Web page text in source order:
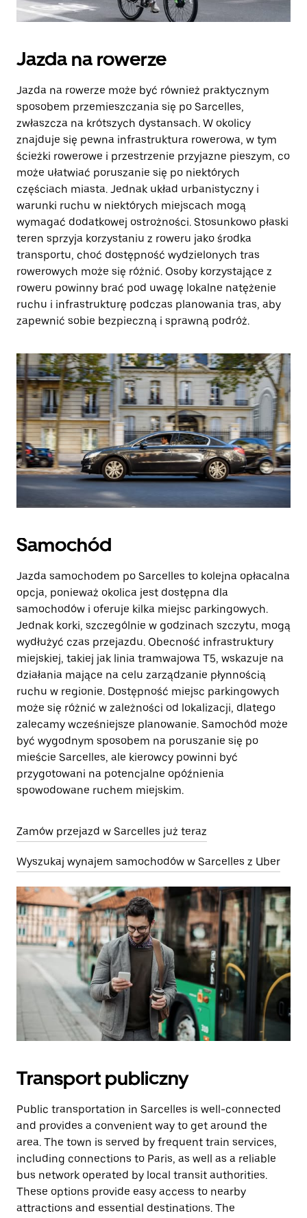
Jazda na rowerze
Jazda na rowerze może być również praktycznym
sposobem przemieszczania się po Sarcelles,
zwłaszcza na krótszych dystansach. W okolicy
znajduje się pewna infrastruktura rowerowa, w tym
ścieżki rowerowe i przestrzenie przyjazne pieszym, co
może ułatwiać poruszanie się po niektórych
częściach miasta. Jednak układ urbanistyczny i
warunki ruchu w niektórych miejscach mogą
wymagać dodatkowej ostrożności. Stosunkowo płaski
teren sprzyja korzystaniu z roweru jako środka
transportu, choć dostępność wydzielonych tras
rowerowych może się różnić. Osoby korzystające z
roweru powinny brać pod uwagę lokalne natężenie
ruchu i infrastrukturę podczas planowania tras, aby
zapewnić sobie bezpieczną i sprawną podróż.
Samochód
Jazda samochodem po Sarcelles to kolejna opłacalna
opcja, ponieważ okolica jest dostępna dla
samochodów i oferuje kilka miejsc parkingowych.
Jednak korki, szczególnie w godzinach szczytu, mogą
wydłużyć czas przejazdu. Obecność infrastruktury
miejskiej, takiej jak linia tramwajowa T5, wskazuje na
działania mające na celu zarządzanie płynnością
ruchu w regionie. Dostępność miejsc parkingowych
może się różnić w zależności od lokalizacji, dlatego
zalecamy wcześniejsze planowanie. Samochód może
być wygodnym sposobem na poruszanie się po
mieście Sarcelles, ale kierowcy powinni być
przygotowani na potencjalne opóźnienia
spowodowane ruchem miejskim.
Zamów przejazd w Sarcelles już teraz
Wyszukaj wynajem samochodów w Sarcelles z Uber
Transport publiczny
Public transportation in Sarcelles is well-connected
and provides a convenient way to get around the
area. The town is served by frequent train services,
including connections to Paris, as well as a reliable
bus network operated by local transit authorities.
These options provide easy access to nearby
attractions and essential destinations. The